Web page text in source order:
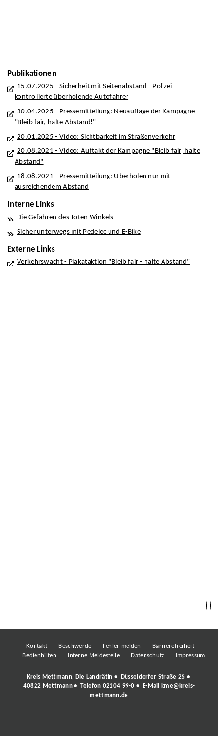
Publikationen
15.07.2025 - Sicherheit mit Seitenabstand - Polizei
kontrollierte überholende Autofahrer
30.04.2025 - Pressemitteilung: Neuauflage der Kampagne
"Bleib fair, halte Abstand!"
20.01.2025 - Video: Sichtbarkeit im Straßenverkehr
20.08.2021 - Video: Auftakt der Kampagne "Bleib fair, halte
Abstand"
18.08.2021 - Pressemitteilung: Überholen nur mit
ausreichendem Abstand
Interne Links
Die Gefahren des Toten Winkels
Sicher unterwegs mit Pedelec und E-Bike
Externe Links
Verkehrswacht - Plakataktion "Bleib fair - halte Abstand"
Kontakt Beschwerde Fehler melden
Barrierefreiheit
Bedienhilfen
Interne Meldestelle Datenschutz Impressum
Kreis Mettmann, Die Landrätin • Düsseldorfer Straße 26 •
40822 Mettmann • Telefon 02104 99-0 • E-Mail
kme@kreis-
mettmann.de